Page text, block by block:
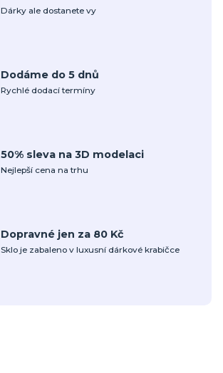
Dárky ale dostanete vy
Dodáme do 5 dnů
Rychlé dodací termíny
50% sleva na 3D modelaci
Nejlepší cena na trhu
Dopravné jen za 80 Kč
Sklo je zabaleno v luxusní dárkové krabičce